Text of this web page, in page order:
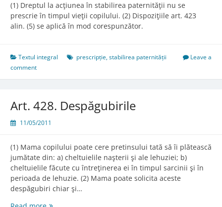
(1) Dreptul la acţiunea în stabilirea paternităţii nu se
prescrie în timpul vieţii copilului. (2) Dispoziţiile art. 423
alin. (5) se aplică în mod corespunzător.
Textul integral prescripție,stabilirea paternității
Leave a
comment
Art. 428. Despăgubirile
11/05/2011
(1) Mama copilului poate cere pretinsului tată să îi plătească
jumătate din: a) cheltuielile naşterii şi ale lehuziei; b)
cheltuielile făcute cu întreţinerea ei în timpul sarcinii şi în
perioada de lehuzie. (2) Mama poate solicita aceste
despăgubiri chiar şi…